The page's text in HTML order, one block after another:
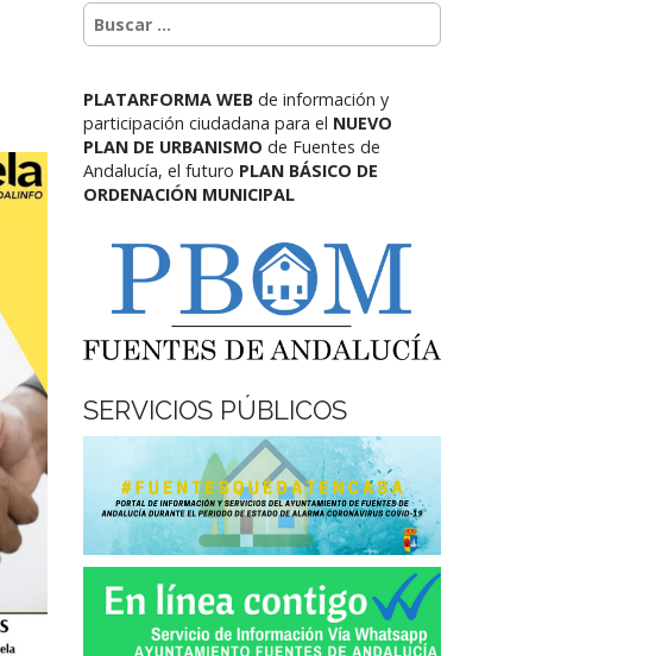
PLATARFORMA WEBde información y
participación ciudadana para el NUEVO
PLAN DE URBANISMOde Fuentes de
Andalucía, el futuro PLAN BÁSICO DE
ORDENACIÓN MUNICIPAL
SERVICIOS PÚBLICOS